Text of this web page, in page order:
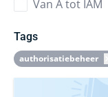
Van A tot IAM
Tags
authorisatiebeheer